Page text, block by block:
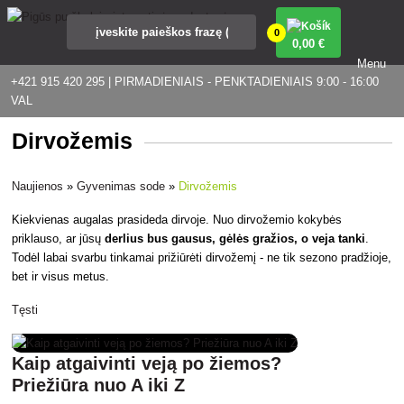
+421 915 420 295 | PIRMADIENIAIS - PENKTADIENIAIS 9:00 - 16:00
VAL
0
0,00 €
Menu
Dirvožemis
Naujienos »Gyvenimas sode » Dirvožemis
Kiekvienas augalas prasideda dirvoje. Nuo dirvožemio kokybės
priklauso, ar jūsųderlius bus gausus, gėlės gražios, o veja tanki
Todėl labai svarbu tinkamai prižiūrėti dirvožemį - ne tik sezono pradžioje,
bet ir visus metus.
Tęsti
Kaip atgaivinti veją po žiemos?
Priežiūra nuo A iki Z